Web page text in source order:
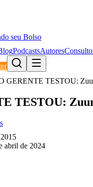
seu Bolso
PodcastsAutores
GERENTE TESTOU:
TESTOU:
abril de 2024